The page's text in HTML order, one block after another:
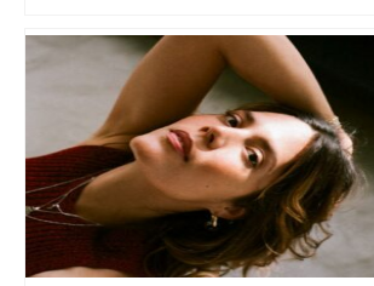
Augustins